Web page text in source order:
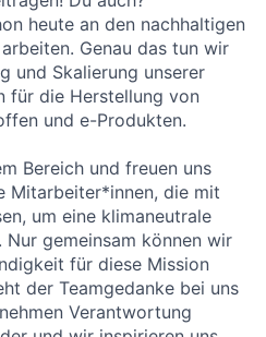
heute an den nachhaltigen
Genau das tun wir
und Skalierung unserer
für die Herstellung von
und e-Produkten.
Bereich und freuen uns
Mitarbeiter*innen, die mit
um eine klimaneutrale
gemeinsam können wir
für diese Mission
der Teamgedanke bei uns
Verantwortung